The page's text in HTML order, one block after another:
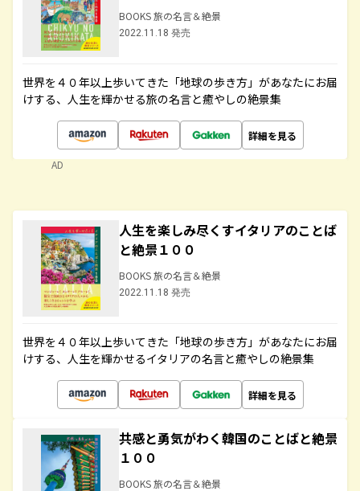
BOOKS 旅の名言＆絶景
2022.11.18 発売
世界を４０年以上歩いてきた「地球の歩き方」があなたにお届
けする、人生を輝かせる旅の名言と癒やしの絶景集
詳細を見る
AD
人生を楽しみ尽くすイタリアのことば
と絶景１００
BOOKS 旅の名言＆絶景
2022.11.18 発売
世界を４０年以上歩いてきた「地球の歩き方」があなたにお届
けする、人生を輝かせるイタリアの名言と癒やしの絶景集
詳細を見る
共感と勇気がわく韓国のことばと絶景
１００
BOOKS 旅の名言＆絶景